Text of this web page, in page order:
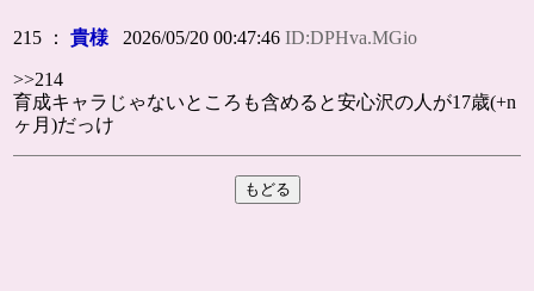
215 ：貴様 2026/05/20 00:47:46ID:DPHva.MGio
>>214
育成キャラじゃないところも含めると安心沢の人が17歳(+n
ヶ月)だっけ